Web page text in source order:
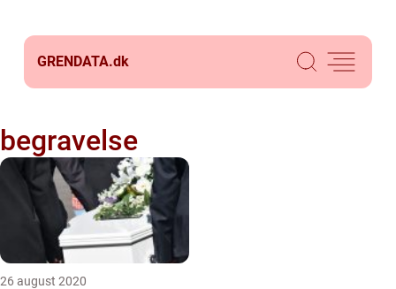
GRENDATA.dk
begravelse
26 august 2020